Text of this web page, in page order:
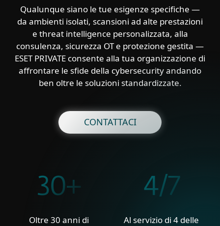
Qualunque siano le tue esigenze specifiche —
da ambienti isolati, scansioni ad alte prestazioni
e threat intelligence personalizzata, alla
consulenza, sicurezza OT e protezione gestita —
ESET PRIVATE consente alla tua organizzazione di
affrontare le sfide della cybersecurity andando
ben oltre le soluzioni standardizzate.
CONTATTACI
30+
Oltre 30 anni di
4/7
Al servizio di 4 delle